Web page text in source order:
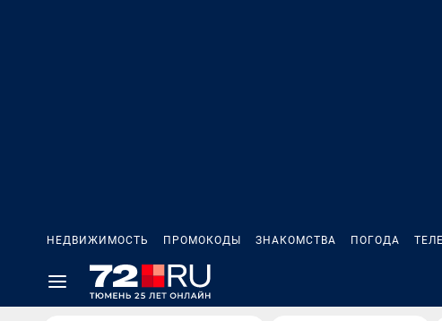
НЕДВИЖИМОСТЬ ПРОМОКОДЫ ЗНАКОМСТВА ПОГОДА